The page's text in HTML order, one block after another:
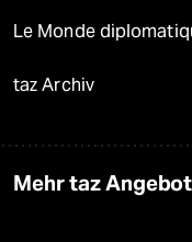
Le Monde
taz Archiv
Mehr taz